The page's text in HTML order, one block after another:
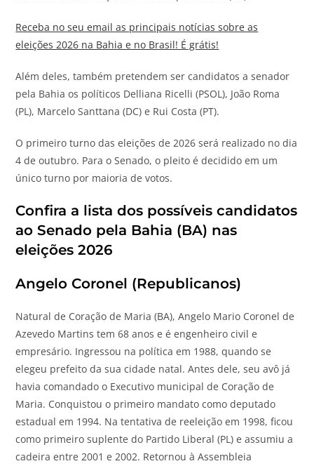
Receba no seu email as principais notícias sobre as
eleições 2026 na Bahia e no Brasil! É grátis!
Além deles, também pretendem ser candidatos a senador
pela Bahia os políticos Delliana Ricelli (PSOL), João Roma
(PL), Marcelo Santtana (DC) e Rui Costa (PT).
O primeiro turno das eleições de 2026 será realizado no dia
4 de outubro. Para o Senado, o pleito é decidido em um
único turno por maioria de votos.
Confira a lista dos possíveis candidatos
ao Senado pela Bahia (BA) nas
eleições 2026
Angelo Coronel (Republicanos)
Natural de Coração de Maria (BA), Angelo Mario Coronel de
Azevedo Martins tem 68 anos e é engenheiro civil e
empresário. Ingressou na política em 1988, quando se
elegeu prefeito da sua cidade natal. Antes dele, seu avô já
havia comandado o Executivo municipal de Coração de
Maria. Conquistou o primeiro mandato como deputado
estadual em 1994. Na tentativa de reeleição em 1998, ficou
como primeiro suplente do Partido Liberal (PL) e assumiu a
cadeira entre 2001 e 2002. Retornou à Assembleia